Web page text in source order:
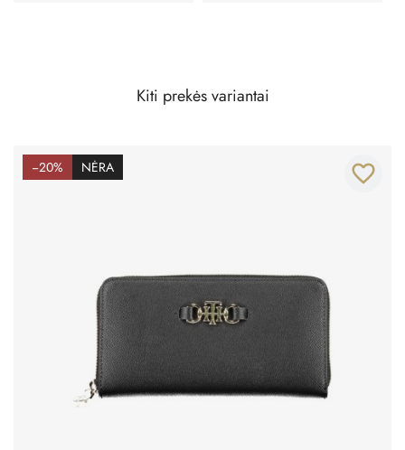
Kiti prekės variantai
−20% NĖRA favorite_border